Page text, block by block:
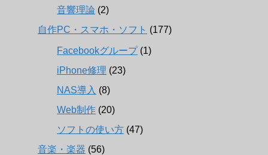
音響理論 (2)
自作PC・スマホ・ソフト (177)
Facebookグループ(1)
iPhone修理 (23)
NAS導入 (8)
Web制作 (20)
ソフトの使い方 (47)
音楽・楽器 (56)